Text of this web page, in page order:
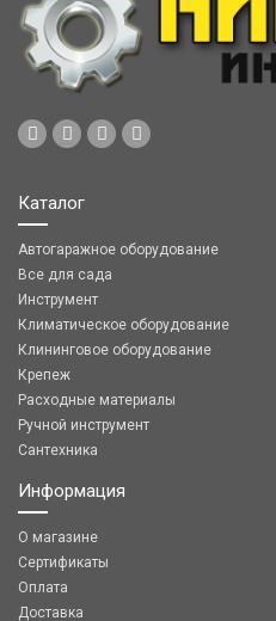
Каталог
Автогаражное оборудование
Все для сада
Инструмент
Климатическое оборудование
Клининговое оборудование
Крепеж
Расходные материалы
Ручной инструмент
Сантехника
Информация
О магазине
Сертификаты
Оплата
Доставка